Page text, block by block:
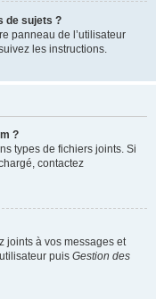
de sujets ?
panneau de l’utilisateur
les instructions.
?
types de fichiers joints. Si
contactez
joints à vos messages et
puis Gestion des